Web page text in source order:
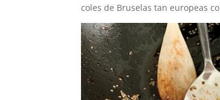
coles de Bruselas tan europeas